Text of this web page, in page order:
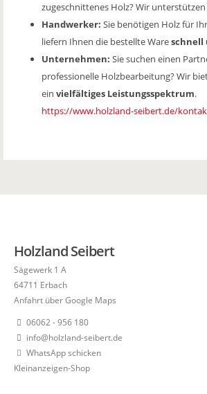
zugeschnittenes Holz? Wir unterstützen
Handwerker: Sie benötigen Holz für
liefern Ihnen die bestellte Wareschnell
Unternehmen: Sie suchen einen
professionelle Holzbearbeitung? Wir
ein vielfältiges Leistungsspektrum.
https://www.holzland-seibert.de/
Holzland Seibert
Sägewerk 1 A
64711 Erbach
Anfahrt über Google Maps
06062 - 956 180
info@holzland-seibert.de
WhatsApp schicken
Kleinanzeigen-Shop